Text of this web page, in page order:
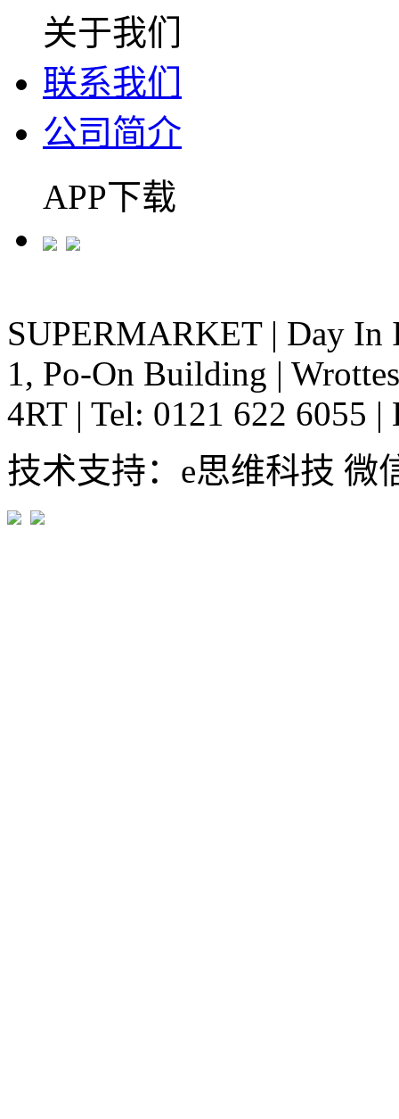
关于我们
联系我们
公司简介
APP下载
SUPERMARKET | Day In
1, Po-On Building |
4RT | Tel: 0121 622 6055 |
技术支持：e思维科技 微